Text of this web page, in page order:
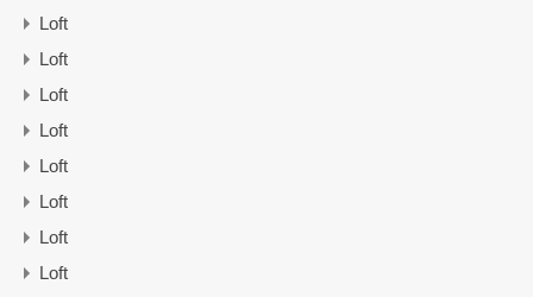
Loft
Loft
Loft
Loft
Loft
Loft
Loft
Loft